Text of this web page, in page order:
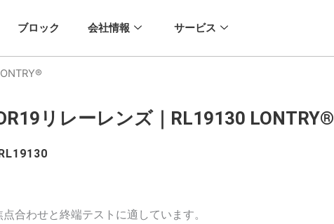
ブロック 会社情報 サービス
リレーレンズ｜RL19130 LONTRY®
合わせと終端テストに適しています。